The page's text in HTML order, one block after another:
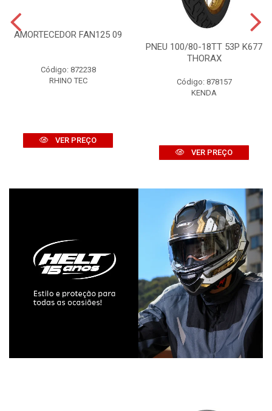
AMORTECEDOR FAN125 09
Código: 872238
RHINO TEC
VER PREÇO
PNEU 100/80-18TT 53P K677
THORAX
Código: 878157
KENDA
VER PREÇO